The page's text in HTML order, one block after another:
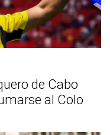
de Cabo
al Colo